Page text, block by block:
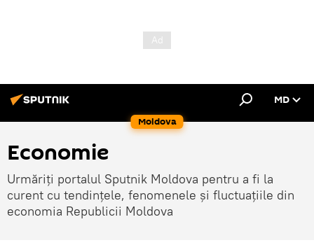
Moldova
MD
Economie
Urmăriți portalul Sputnik Moldova pentru a fi la
curent cu tendințele, fenomenele și fluctuațiile din
economia Republicii Moldova